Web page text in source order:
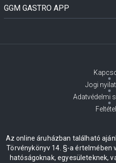
GGM GASTRO APP
Jogi
Adatvédelmi
Az online áruházban található
Törvénykönyv 14. §-a értelmében
hatóságoknak, egyesületeknek,